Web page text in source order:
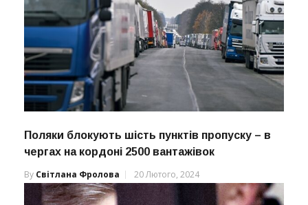
Поляки блокують шість пунктів пропуску – в
чергах на кордоні 2500 вантажівок
By Світлана Фролова 20 Лютого, 2024